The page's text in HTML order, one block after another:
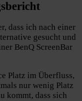
dass ich nach einer
gesucht und
BenQ ScreenBar
Platz im Überfluss,
nur wenig Platz
kommt, dass sich